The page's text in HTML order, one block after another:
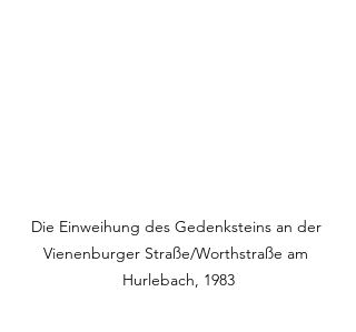
Die Einweihung des Gedenksteins an der
Vienenburger Straße/Worthstraße am
Hurlebach, 1983